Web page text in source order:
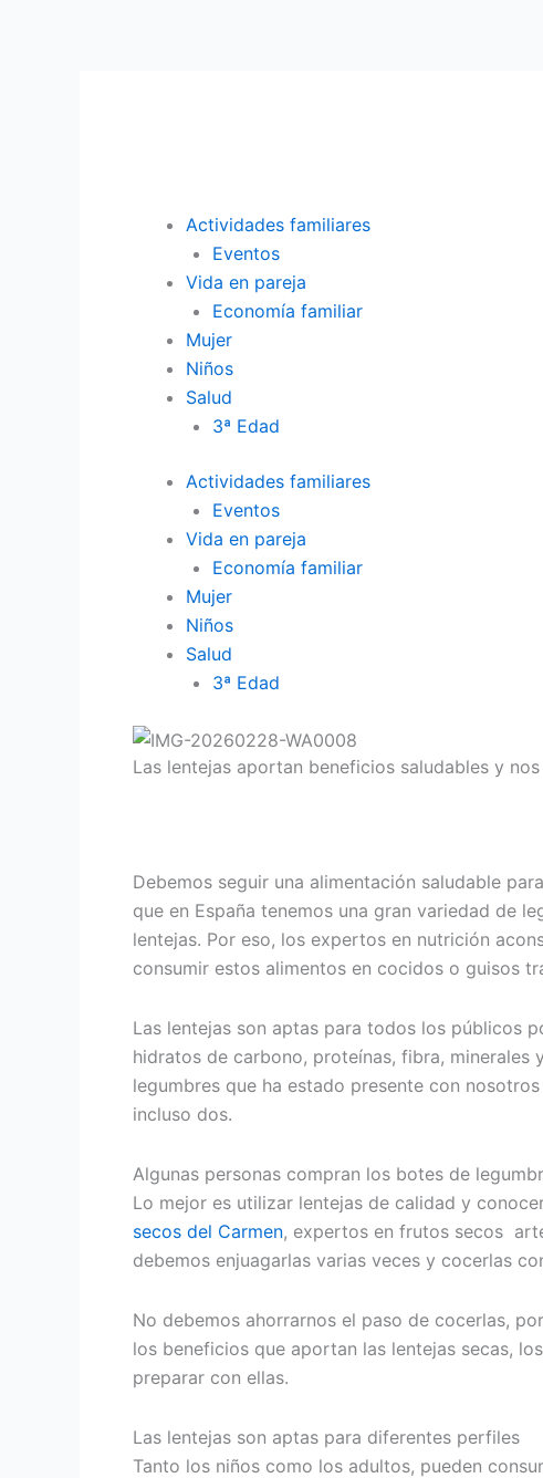
Actividades familiares
Eventos
Vida en pareja
Economía familiar
Mujer
Niños
Salud
3ª Edad
Actividades familiares
Eventos
Vida en pareja
Economía familiar
Mujer
Niños
Salud
3ª Edad
Las lentejas aportan beneficios saludables y
Debemos seguir una alimentación saludable
que en España tenemos una gran variedad de
lentejas. Por eso, los expertos en nutrición
consumir estos alimentos en cocidos o guisos
Las lentejas son aptas para todos los públicos
hidratos de carbono, proteínas, fibra, minerales
legumbres que ha estado presente con
incluso dos.
Algunas personas compran los botes de
Lo mejor es utilizar lentejas de calidad y
secos del Carmen, expertos en frutos secos
debemos enjuagarlas varias veces y cocerlas
No debemos ahorrarnos el paso de cocerlas,
los beneficios que aportan las lentejas secas,
preparar con ellas.
Las lentejas son aptas para diferentes perfiles
Tanto los niños como los adultos, pueden